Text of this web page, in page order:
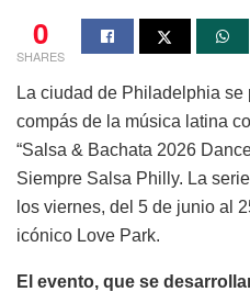
0
SHARES
La ciudad de Philadelphia se
compás de la música latina
“Salsa & Bachata 2026
Siempre Salsa Philly. La
los viernes, del 5 de junio al
icónico Love Park.
El evento, que se